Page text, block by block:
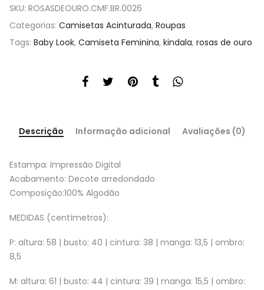
SKU: ROSASDEOURO.CMF.BR.0026
Categorias: Camisetas Acinturada, Roupas
Tags: Baby Look, Camiseta Feminina, kindala, rosas de ouro
Descrição Informação adicional Avaliações (0)
Estampa: Impressão Digital
Acabamento: Decote arredondado
Composição:100% Algodão
MEDIDAS (centímetros):
P: altura: 58 | busto: 40 | cintura: 38 | manga: 13,5 | ombro:
8,5
M: altura: 61 | busto: 44 | cintura: 39 | manga: 15,5 | ombro: